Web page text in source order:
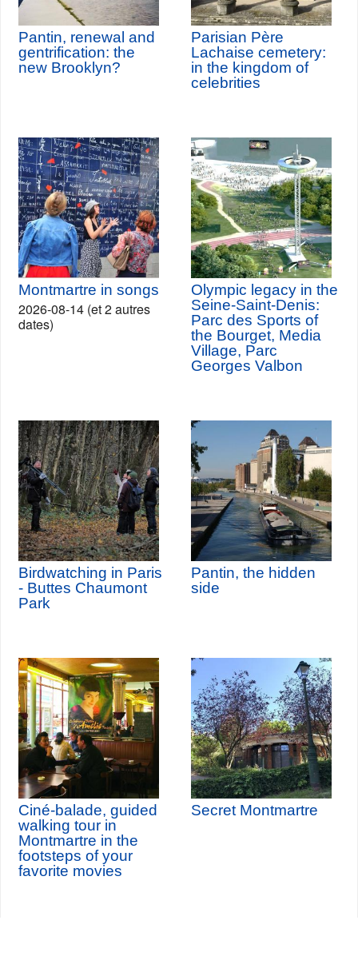
Pantin, renewal and
gentrification: the
new Brooklyn?
Parisian Père
Lachaise cemetery:
in the kingdom of
celebrities
Montmartre in songs
2026-08-14 (et 2 autres
dates)
Olympic legacy in the
Seine-Saint-Denis:
Parc des Sports of
the Bourget, Media
Village, Parc
Georges Valbon
Birdwatching in Paris
- Buttes Chaumont
Park
Pantin, the hidden
side
Ciné-balade, guided
walking tour in
Montmartre in the
footsteps of your
favorite movies
Secret Montmartre